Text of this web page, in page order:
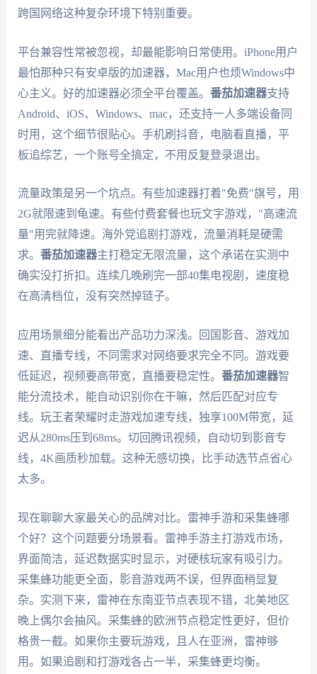
跨国网络这种复杂环境下特别重要。
平台兼容性常被忽视，却最能影响日常使用。iPhone用户
最怕那种只有安卓版的加速器，Mac用户也烦Windows中
心主义。好的加速器必须全平台覆盖。 番茄加速器支持
Android、iOS、Windows、mac，还支持一人多端设备同
时用，这个细节很贴心。手机刷抖音，电脑看直播，平
板追综艺，一个账号全搞定，不用反复登录退出。
流量政策是另一个坑点。有些加速器打着"免费"旗号，用
2G就限速到龟速。有些付费套餐也玩文字游戏，"高速流
量"用完就降速。海外党追剧打游戏，流量消耗是硬需
求。 番茄加速器主打稳定无限流量，这个承诺在实测中
确实没打折扣。连续几晚刷完一部40集电视剧，速度稳
在高清档位，没有突然掉链子。
应用场景细分能看出产品功力深浅。回国影音、游戏加
速、直播专线，不同需求对网络要求完全不同。游戏要
低延迟，视频要高带宽，直播要稳定性。 番茄加速器智
能分流技术，能自动识别你在干嘛，然后匹配对应专
线。玩王者荣耀时走游戏加速专线，独享100M带宽，延
迟从280ms压到68ms。切回腾讯视频，自动切到影音专
线，4K画质秒加载。这种无感切换，比手动选节点省心
太多。
现在聊聊大家最关心的品牌对比。雷神手游和采集蜂哪
个好？这个问题要分场景看。雷神手游主打游戏市场，
界面简洁，延迟数据实时显示，对硬核玩家有吸引力。
采集蜂功能更全面，影音游戏两不误，但界面稍显复
杂。实测下来，雷神在东南亚节点表现不错，北美地区
晚上偶尔会抽风。采集蜂的欧洲节点稳定性更好，但价
格贵一截。如果你主要玩游戏，且人在亚洲，雷神够
用。如果追剧和打游戏各占一半，采集蜂更均衡。